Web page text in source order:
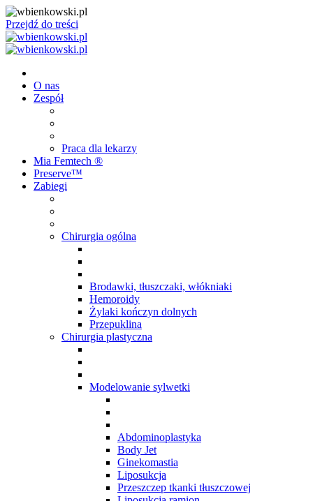
Przejdź do treści
O nas
Zespół
Praca dla lekarzy
Mia Femtech ®️
Preserve™
Zabiegi
Chirurgia ogólna
Brodawki, tłuszczaki, włókniaki
Hemoroidy
Żylaki kończyn dolnych
Przepuklina
Chirurgia plastyczna
Modelowanie sylwetki
Abdominoplastyka
Body Jet
Ginekomastia
Liposukcja
Przeszczep tkanki tłuszczowej